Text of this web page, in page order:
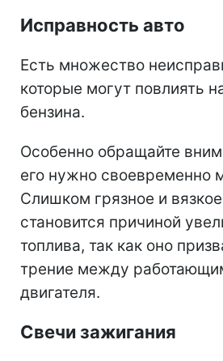
Исправность авто
Есть множество
которые могут повлиять
бензина.
Особенно обращайте
его нужно своевременно
Слишком грязное и
становится причиной
топлива, так как оно
трение между
двигателя.
Свечи зажигания